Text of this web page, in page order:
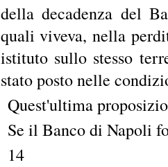
della decadenza del
quali viveva, nella
istituto sullo stesso
stato posto nelle
Quest'ultima
Se il Banco di Napoli
14